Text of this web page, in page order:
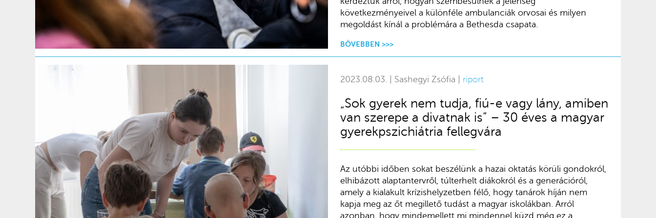
következményeivel a különféle ambulanciák orvosai és milyen
megoldást kínál a problémára a Bethesda csapata.
BŐVEBBEN >>>
2023.08.03. | Sashegyi Zsófia | riport
„Sok gyerek nem tudja, fiú-e vagy lány, amiben
van szerepe a divatnak is” – 30 éves a magyar
gyerekpszichiátria fellegvára
Az utóbbi időben sokat beszélünk a hazai oktatás körüli gondokról,
elhibázott alaptantervről, túlterhelt diákokról és a generációról,
amely a kialakult krízishelyzetben félő, hogy tanárok híján nem
kapja meg az őt megillető tudást a magyar iskolákban. Arról
azonban, hogy mindemellett mi mindennel küzd még ez a